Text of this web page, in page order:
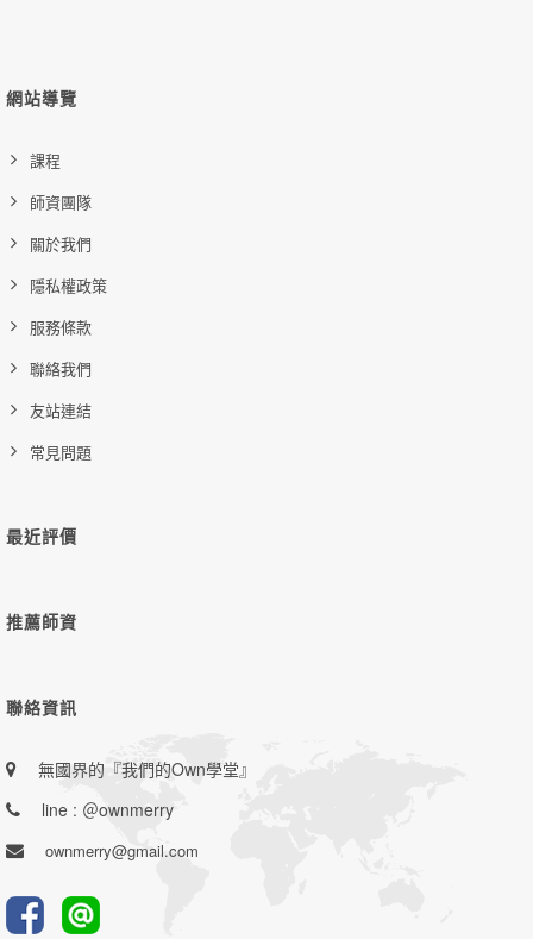
網站導覽
課程
師資團隊
關於我們
隱私權政策
服務條款
聯絡我們
友站連結
常見問題
最近評價
推薦師資
聯絡資訊
無國界的『我們的Own學堂』
line : ＠ownmerry
ownmerry@gmail.com